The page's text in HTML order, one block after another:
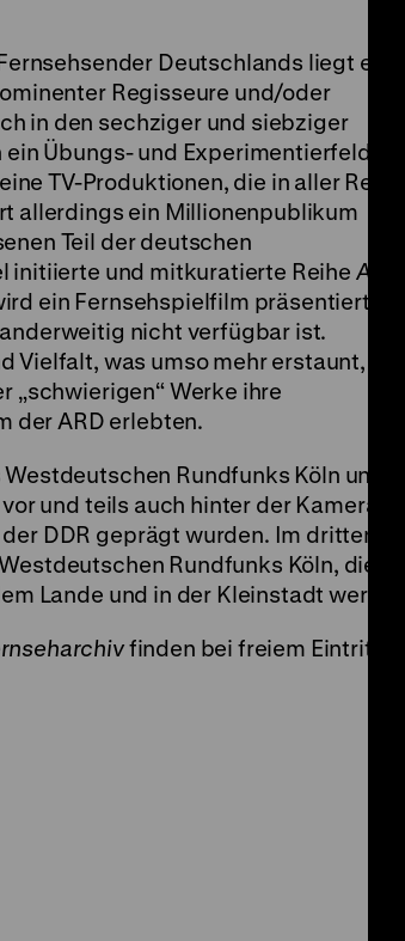
Deutschlands liegt ein
Regisseure und/oder
in den sechziger und siebziger
Übungs- und Experimentierfeld
TV-Produktionen, die in aller Regel
allerdings ein Millionenpublikum
Teil der deutschen
initiierte und mitkuratierte Reihe Aus
ein Fernsehspielfilm präsentiert, der
nicht verfügbar ist.
was umso mehr erstaunt, als
„schwierigen“ Werke ihre
der ARD erlebten.
Rundfunks Köln und
und teils auch hinter der Kamera
DDR geprägt wurden. Im dritten
Rundfunks Köln, die
Lande und in der Kleinstadt werfen.
finden bei freiem Eintritt